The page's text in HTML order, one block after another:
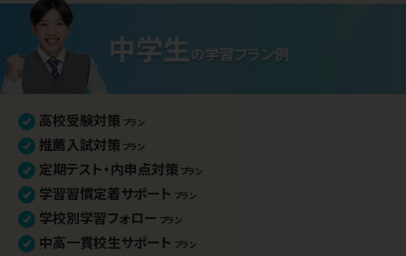
中学生の学習プラン例
高校受験対策 プラン
推薦入試対策 プラン
定期テスト・内申点対策 プラン
学習習慣定着サポート プラン
学校別学習フォロー プラン
中高一貫校生サポート プラン